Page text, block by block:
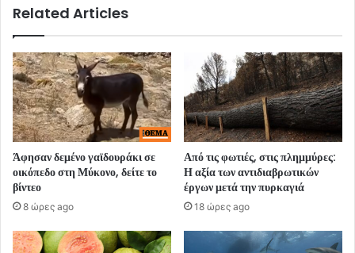
Related Articles
Άφησαν δεμένο γαϊδουράκι σε
οικόπεδο στη Μύκονο, δείτε το
βίντεο
8 ώρες ago
Από τις φωτιές, στις πλημμύρες:
Η αξία των αντιδιαβρωτικών
έργων μετά την πυρκαγιά
18 ώρες ago